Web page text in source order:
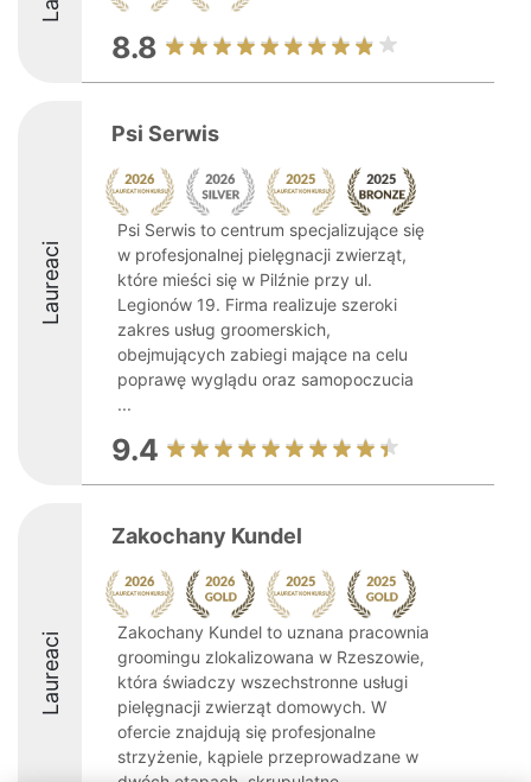
8.8
Laureaci
Psi Serwis
Psi Serwis to centrum specjalizujące się
w profesjonalnej pielęgnacji zwierząt,
które mieści się w Pilźnie przy ul.
Legionów 19. Firma realizuje szeroki
zakres usług groomerskich,
obejmujących zabiegi mające na celu
poprawę wyglądu oraz samopoczucia
...
9.4
Laureaci
Zakochany Kundel
Zakochany Kundel to uznana pracownia
groomingu zlokalizowana w Rzeszowie,
która świadczy wszechstronne usługi
pielęgnacji zwierząt domowych. W
ofercie znajdują się profesjonalne
strzyżenie, kąpiele przeprowadzane w